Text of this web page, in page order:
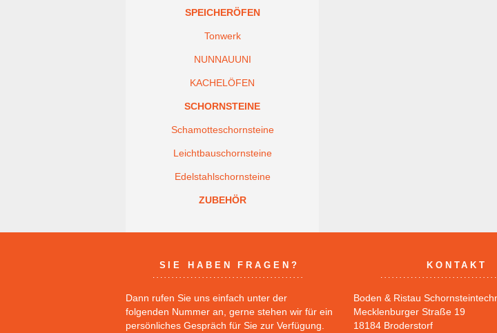
SPEICHERÖFEN
Tonwerk
NUNNAUUNI
KACHELÖFEN
SCHORNSTEINE
Schamotteschornsteine
Leichtbauschornsteine
Edelstahlschornsteine
ZUBEHÖR
SIE HABEN FRAGEN?
Dann rufen Sie uns einfach unter der
folgenden Nummer an, gerne stehen wir für ein
persönliches Gespräch für Sie zur Verfügung.
KONTAKT
Boden & Ristau
Mecklenburger Straße 19
18184 Broderstorf